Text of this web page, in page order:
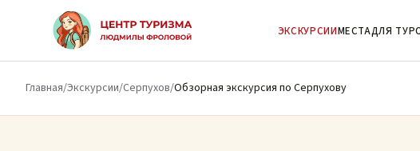
К основному содержимому
ЭКСКУРСИИМЕСТАДЛЯ
Главная/Экскурсии/Серпухов/Обзорная экскурсия по Серпухову